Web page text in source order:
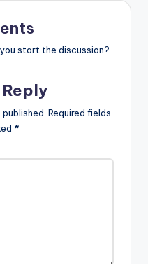
start the discussion?
Required fields
*